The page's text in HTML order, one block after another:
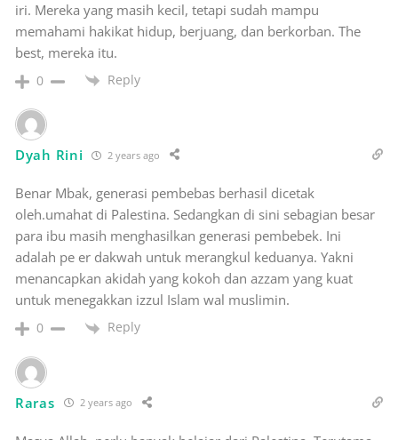
iri. Mereka yang masih kecil, tetapi sudah mampu
memahami hakikat hidup, berjuang, dan berkorban. The
best, mereka itu.
0 Reply
Dyah Rini 2 years ago
Benar Mbak, generasi pembebas berhasil dicetak
oleh.umahat di Palestina. Sedangkan di sini sebagian besar
para ibu masih menghasilkan generasi pembebek. Ini
adalah pe er dakwah untuk merangkul keduanya. Yakni
menancapkan akidah yang kokoh dan azzam yang kuat
untuk menegakkan izzul Islam wal muslimin.
0 Reply
Raras 2 years ago